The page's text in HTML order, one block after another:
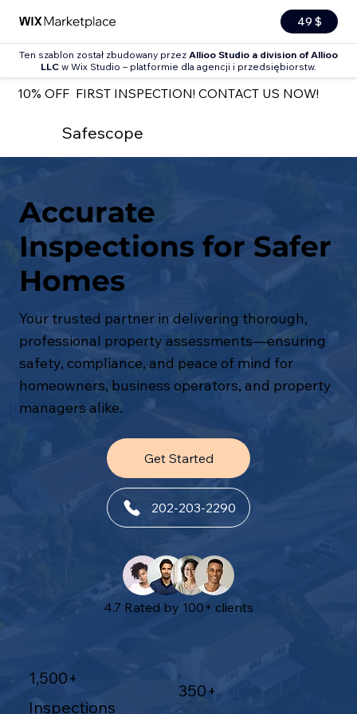
49 $
Ten szablon został zbudowany przez Allioo Studio a division of Allioo
LLC w Wix Studio – platformie dla agencji i przedsiębiorstw.